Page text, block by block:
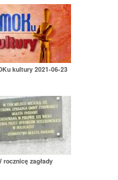
kultury 2021-06-23
rocznicę zagłady